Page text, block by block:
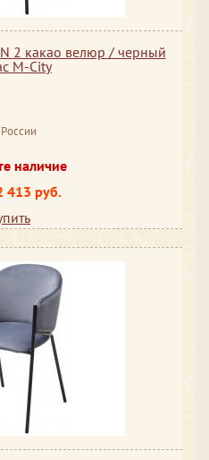
2 какао велюр / черный
М-City
наличие
413 руб.